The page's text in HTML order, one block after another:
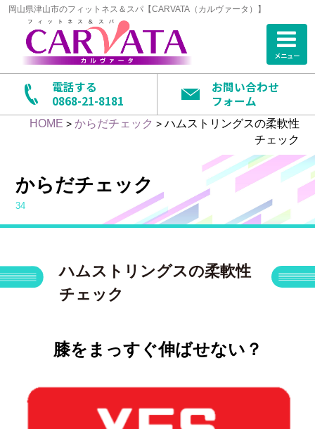
岡山県津山市のフィットネス＆スパ【CARVATA（カルヴァータ）】
メニュー
電話する
0868-21-8181
お問い合わせ
フォーム
HOME > からだチェック > ハムストリングスの柔軟性
チェック
からだチェック
34
ハムストリングスの柔軟性
チェック
膝をまっすぐ伸ばせない？